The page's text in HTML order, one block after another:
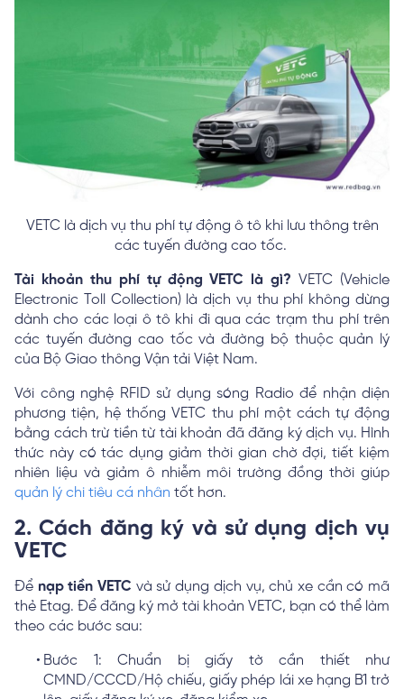
VETC là dịch vụ thu phí tự động ô tô khi lưu thông trên
các tuyến đường cao tốc.
Tài khoản thu phí tự động VETC là gì? VETC (Vehicle
Electronic Toll Collection) là dịch vụ thu phí không dừng
dành cho các loại ô tô khi đi qua các trạm thu phí trên
các tuyến đường cao tốc và đường bộ thuộc quản lý
của Bộ Giao thông Vận tải Việt Nam.
Với công nghệ RFID sử dụng sóng Radio để nhận diện
phương tiện, hệ thống VETC thu phí một cách tự động
bằng cách trừ tiền từ tài khoản đã đăng ký dịch vụ. Hình
thức này có tác dụng giảm thời gian chờ đợi, tiết kiệm
nhiên liệu và giảm ô nhiễm môi trường đồng thời giúp
quản lý chi tiêu cá nhân tốt hơn.
2. Cách đăng ký và sử dụng dịch vụ
VETC
Để nạp tiền VETC và sử dụng dịch vụ, chủ xe cần có mã
thẻ Etag. Để đăng ký mở tài khoản VETC, bạn có thể làm
theo các bước sau:
Bước 1: Chuẩn bị giấy tờ cần thiết như
CMND/CCCD/Hộ chiếu, giấy phép lái xe hạng B1 trở